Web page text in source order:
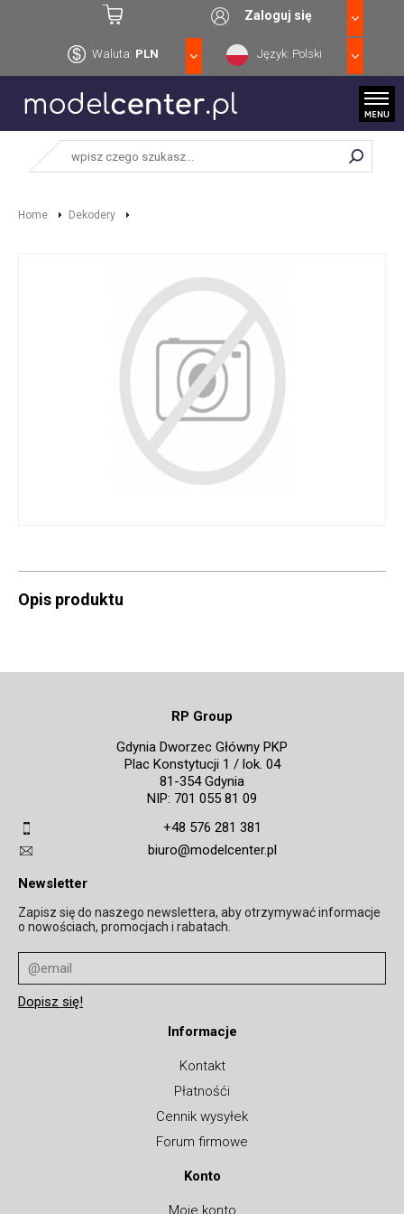
Zaloguj się
Waluta: PLN Język: Polski
Home Dekodery
Opis produktu
RP Group
Gdynia Dworzec Główny PKP
Plac Konstytucji 1 / lok. 04
81-354 Gdynia
NIP: 701 055 81 09
+48 576 281 381
biuro@modelcenter.pl
Informacje
Kontakt
Płatnośći
Cennik wysyłek
Forum firmowe
Konto
Moje konto
Newsletter
Zapisz się do naszego newslettera, aby otrzymywać informacje
o nowościach, promocjach i rabatach.